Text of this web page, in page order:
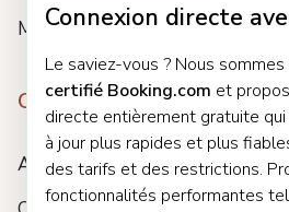
Connexion directe
Le saviez-vous ? Nous sommes
certifié Booking.com et
directe entièrement gratuite
à jour plus rapides et plus
des tarifs et des restrictions.
fonctionnalités performantes
Meet us
Company
About